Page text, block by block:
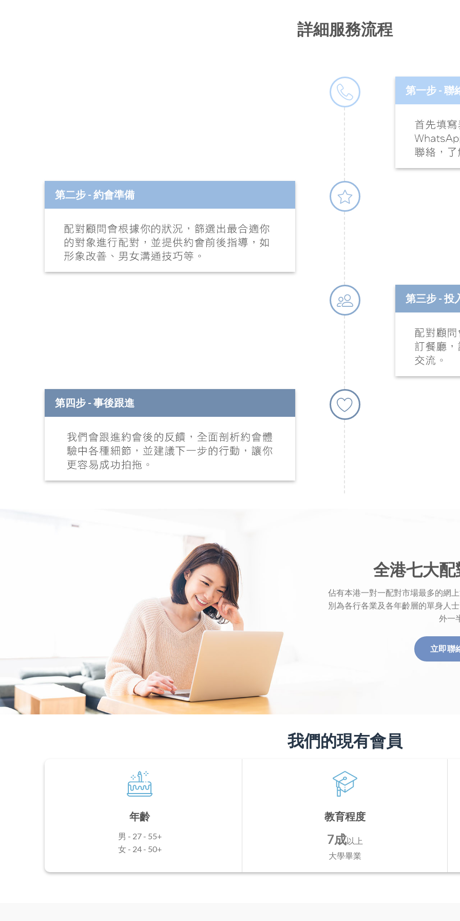
詳細服務流程
第一步 - 聯
第二步 - 約會準備
第三步 - 投
第四步 - 事後跟進
全港七大
佔有本港一對一配對市場最多的網
別為各行各業及各年齡層的單身人
外一
立即聯
我們的現有會員
年齡
男 - 27 - 55+
女 - 24 - 50+
教育程度
7成以上
大學畢業